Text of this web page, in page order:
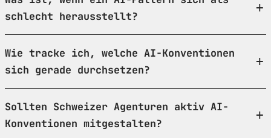
schlecht herausstellt?
Wie tracke ich, welche AI-Konventionen
sich gerade durchsetzen?
Sollten Schweizer Agenturen aktiv AI-
Konventionen mitgestalten?